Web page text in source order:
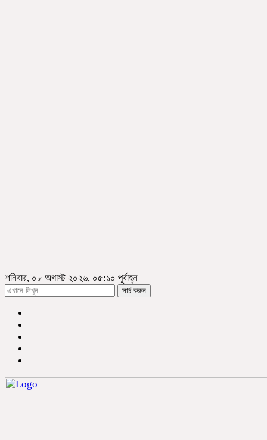
শনিবার, ০৮ অগাস্ট ২০২৬, ০৫:১০ পূর্বাহ্ন
সার্চ করুন